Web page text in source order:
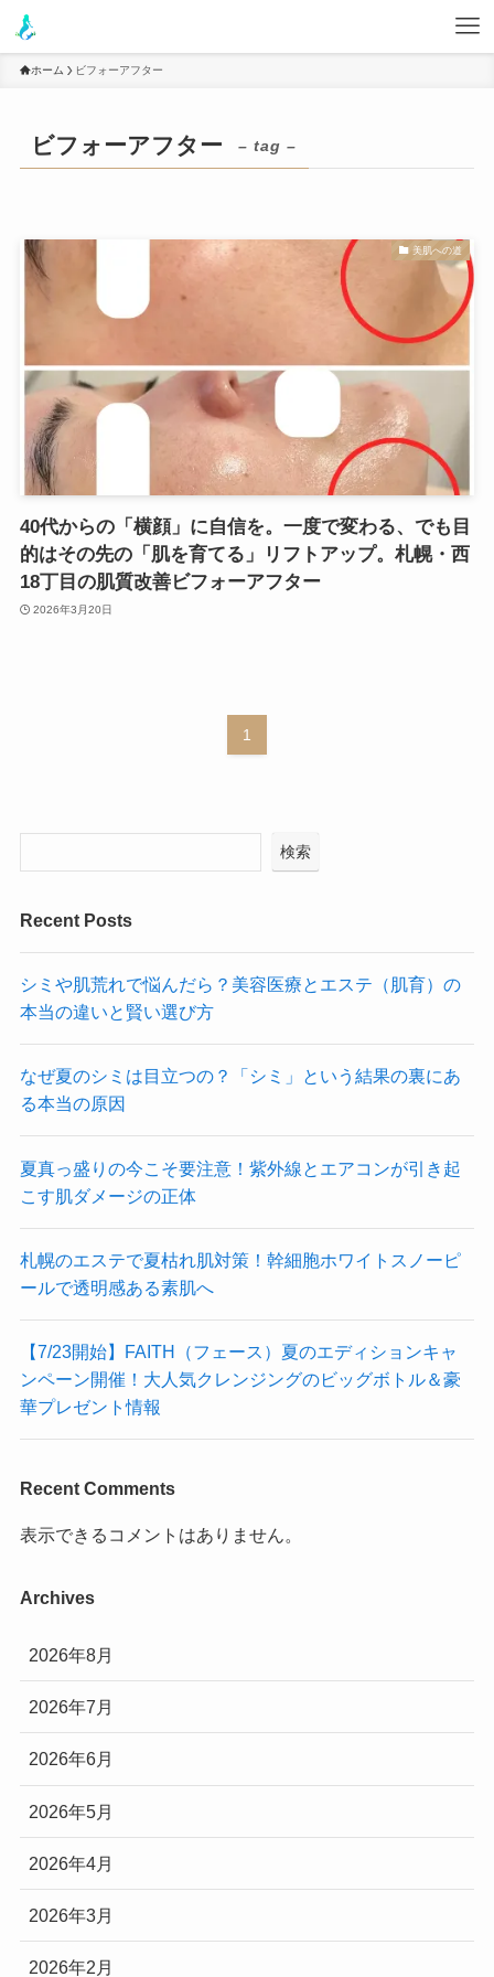
ホーム ビフォーアフター
ビフォーアフター – tag –
美肌への道
40代からの「横顔」に自信を。一度で変わる、でも目
的はその先の「肌を育てる」リフトアップ。札幌・西
18丁目の肌質改善ビフォーアフター
2026年3月20日
1
検索
Recent Posts
シミや肌荒れで悩んだら？美容医療とエステ（肌育）の
本当の違いと賢い選び方
なぜ夏のシミは目立つの？「シミ」という結果の裏にあ
る本当の原因
夏真っ盛りの今こそ要注意！紫外線とエアコンが引き起
こす肌ダメージの正体
札幌のエステで夏枯れ肌対策！幹細胞ホワイトスノーピ
ールで透明感ある素肌へ
【7/23開始】FAITH（フェース）夏のエディションキャ
ンペーン開催！大人気クレンジングのビッグボトル＆豪
華プレゼント情報
Recent Comments
表示できるコメントはありません。
Archives
2026年8月
2026年7月
2026年6月
2026年5月
2026年4月
2026年3月
2026年2月